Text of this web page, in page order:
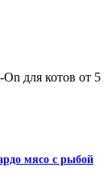
для котов от 5
мясо с рыбой